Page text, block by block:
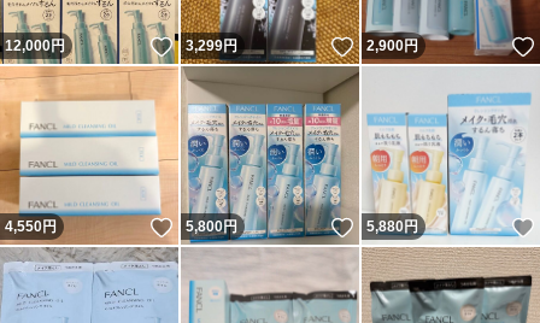
12,000円 いいね！
3,299円 いいね！
2,900円
4,550円 いいね！
5,800円 いいね！
5,880円